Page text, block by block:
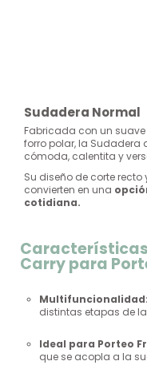
Sudadera Normal
Fabricada con un
forro polar, la Sudadera
cómoda, calentita y
Su diseño de corte
convierten en una
cotidiana.
Carry para
Multifuncionalidad:
distintas etapas de
Ideal para Porteo
que se acopla a la